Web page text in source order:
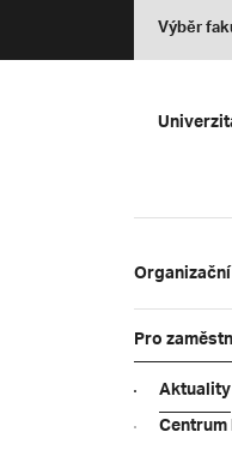
Výběr
Pro
Aktuality